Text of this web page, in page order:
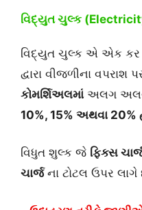
વિદ્યુત ચુલ્ક
વિદ્યુત ચુલ્ક એ એક કર
દ્વારા વીજળીના
કોમર્શિઅલમાંઅલગ અલગ
10%, 15% અથવા 20%
વિધુત શુલ્ક જે ફિક્સ
ચાર્જના ટોટલ ઉપર લાગે